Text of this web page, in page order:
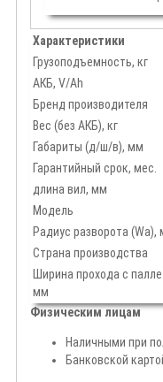
Характеристики
Грузоподъемность, кг
АКБ, V/Ah
Бренд производителя
Вес (без АКБ), кг
Габариты (д/ш/в), мм
Гарантийный срок, мес.
длина вил, мм
Модель
Радиус разворота (Wa),
Страна производства
Ширина прохода с
мм
Физическим лицам
Наличными при
Банковской